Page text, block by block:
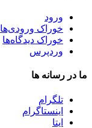
ورود
خوراک ورودی‌ها
خوراک دیدگاه‌ها
وردپرس
ما در رسانه ها
تلگرام
اینستاگرام
ایتا